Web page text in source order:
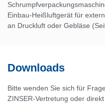
Einbau-Heißluftgerät für
an Druckluft oder Gebläse
Downloads
Bitte wenden Sie sich für
ZINSER-Vertretung oder